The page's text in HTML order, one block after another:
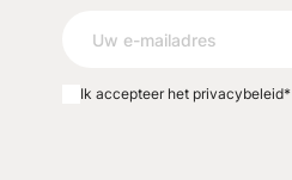
Ik accepteer het privacybeleid*